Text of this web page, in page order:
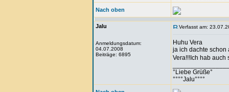
Nach oben
Jalu
Anmeldungsdatum:
04.07.2008
Beiträge: 6895
Verfasst am:
Huhu Vera
ja ich dachte schon
Vera!!!Ich hab
°Liebe Grüße°
°°°°Jalu°°°°